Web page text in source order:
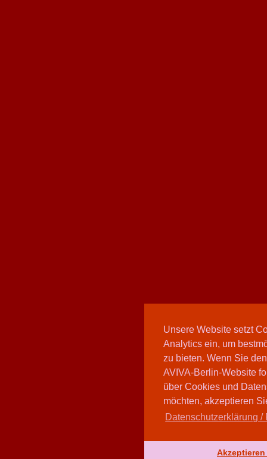
Unsere Website setzt
Analytics ein, um
zu bieten. Wenn Sie
AVIVA-Berlin-Website
über Cookies und
möchten, akzeptieren
Datenschutzerklärung /